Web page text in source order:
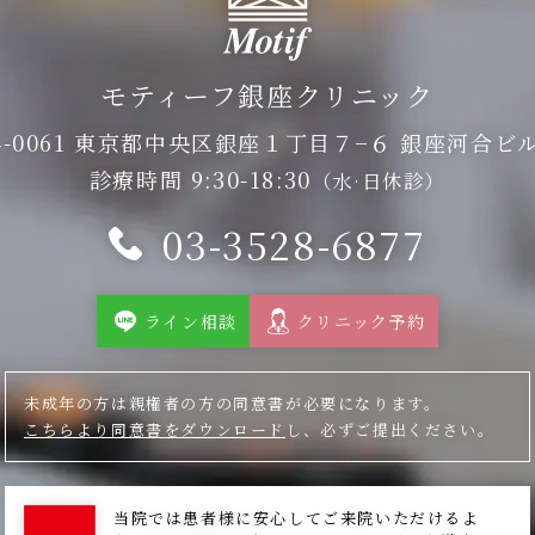
モティーフ銀座クリニック
0061 東京都中央区銀座１丁目７−６銀座河合ビ
診療時間 9:30-18:30 （水·日休診）
03-3528-6877
ライン相談 クリニック予約
未成年の方は親権者の方の同意書が必要になります。
こちらより同意書をダウンロード し、必ずご提出ください。
当院では患者様に安心してご来院いただけるよ